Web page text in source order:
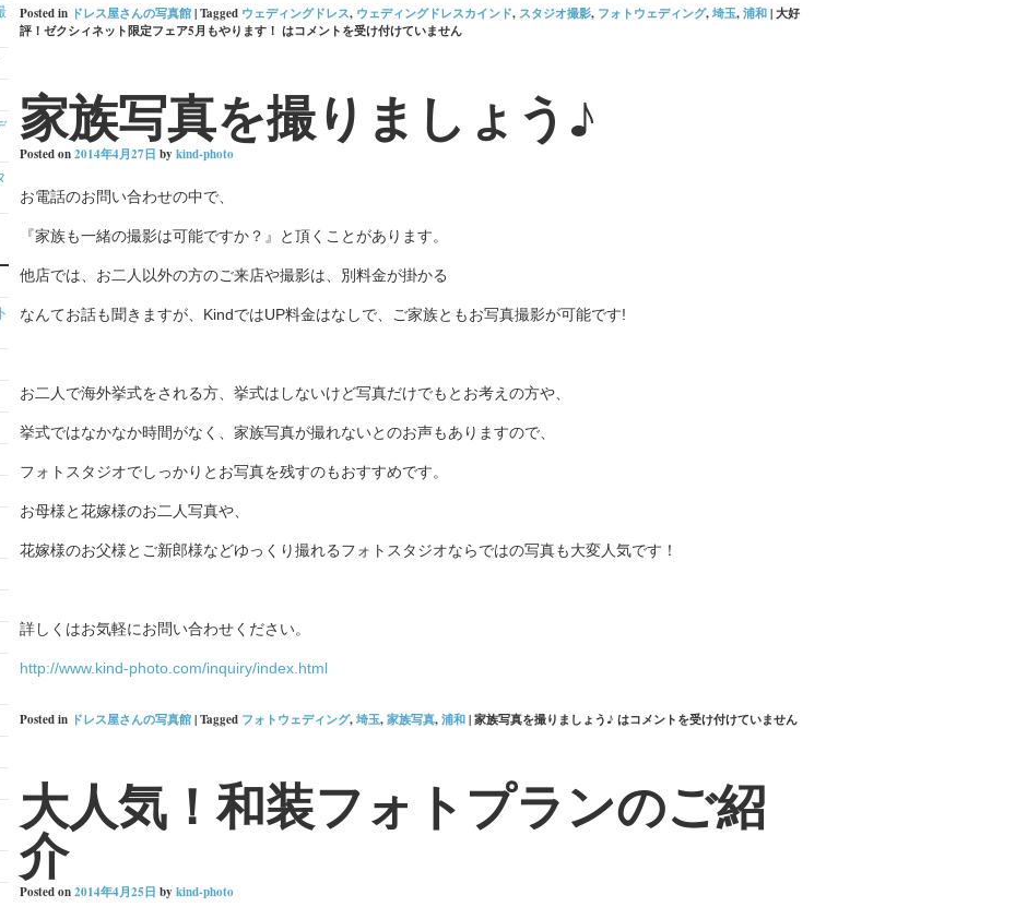
Posted in ドレス屋さんの写真館|Tagged ウェディングドレス, ウェディングドレスカインド, スタジオ撮影, フォトウェディング,埼玉,浦和|大好
評！ゼクシィネット限定フェア5月もやります！ はコメントを受け付けていません
家族写真を撮りましょう♪
Posted on2014年4月27日 by kind-photo
お電話のお問い合わせの中で、
『家族も一緒の撮影は可能ですか？』と頂くことがあります。
他店では、お二人以外の方のご来店や撮影は、別料金が掛かる
なんてお話も聞きますが、KindではUP料金はなしで、ご家族ともお写真撮影が可能です!
お二人で海外挙式をされる方、挙式はしないけど写真だけでもとお考えの方や、
挙式ではなかなか時間がなく、家族写真が撮れないとのお声もありますので、
フォトスタジオでしっかりとお写真を残すのもおすすめです。
お母様と花嫁様のお二人写真や、
花嫁様のお父様とご新郎様などゆっくり撮れるフォトスタジオならではの写真も大変人気です！
詳しくはお気軽にお問い合わせください。
http://www.kind-photo.com/inquiry/index.html
Posted in ドレス屋さんの写真館|Tagged フォトウェディング,埼玉,家族写真,浦和|家族写真を撮りましょう♪ はコメントを受け付けていません
大人気！和装フォトプランのご紹
介
Posted on2014年4月25日 by kind-photo